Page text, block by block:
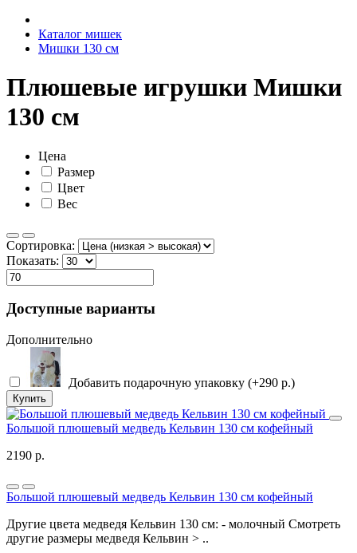
Каталог мишек
Мишки 130 см
Плюшевые игрушки Мишки
130 см
Цена
Размер
Цвет
Вес
Сортировка:
Показать:
Доступные варианты
Дополнительно
Добавить подарочную упаковку (+290 р.)
Купить
Большой плюшевый медведь Кельвин 130 см кофейный
2190 р.
Большой плюшевый медведь Кельвин 130 см кофейный
Другие цвета медведя Кельвин 130 см: - молочный Смотреть
другие размеры медведя Кельвин > ..